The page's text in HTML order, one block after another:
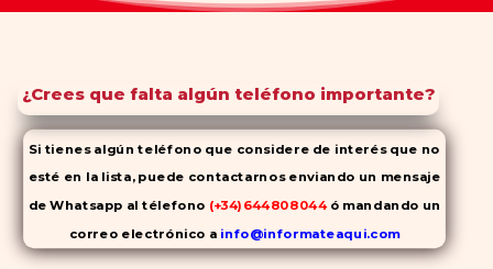
¿Crees que falta algún teléfono importante?
Si tienes algún teléfono que considere de interés que no
esté en la lista, puede contactarnos enviando un mensaje
de Whatsapp al télefono (+34)644808044 ó mandando un
correo electrónico a info@informateaqui.com
Mientras que antes la decisión de elegir un inhibidor de la